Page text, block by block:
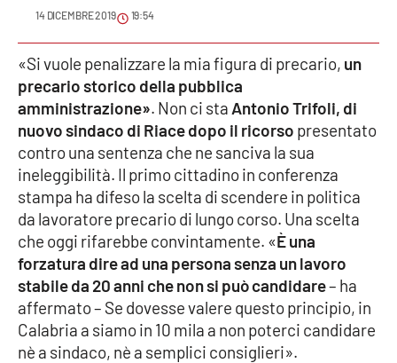
Meteo
Editoriali
VIDEO
Ambiente
Cronaca
Cultura
Economia e Lavoro
14 DICEMBRE 2019 19:54
«Si vuole penalizzare la mia figura di precario, un
precario storico della pubblica
amministrazione». Non ci sta Antonio Trifoli, di
nuovo sindaco di Riace dopo il ricorso presentato
contro una sentenza che ne sanciva la sua
ineleggibilità. Il primo cittadino in conferenza
stampa ha difeso la scelta di scendere in politica
da lavoratore precario di lungo corso. Una scelta
che oggi rifarebbe convintamente. «È una
forzatura dire ad una persona senza un lavoro
stabile da 20 anni che non si può candidare– ha
affermato – Se dovesse valere questo principio, in
Calabria a siamo in 10 mila a non poterci candidare
nè a sindaco, nè a semplici consiglieri».